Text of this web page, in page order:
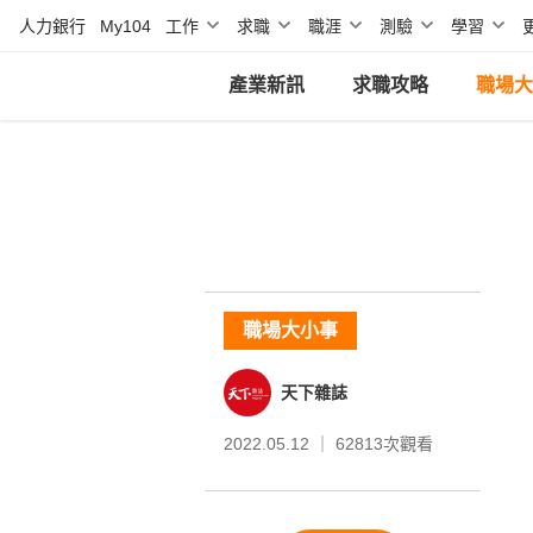
人力銀行 My104 工作 求職 職涯 測驗 學習
產業新訊 求職攻略 職場
職場大小事
天下雜誌
2022.05.12 ｜ 62813次觀看